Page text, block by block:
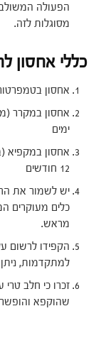
הפעולה
מסוגלות לזה.
כללי אחסון
אחסון בטמפרטורת החדר (16-29
ימים
12 חודשים
יש לשמור את
כלים מעוקרים
מראש.
הקפידו לרשום
למתקדמות,
זכרו כי חלב
שהוקפא